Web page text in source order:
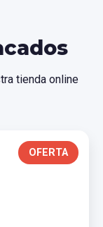
tienda online
OFERTA